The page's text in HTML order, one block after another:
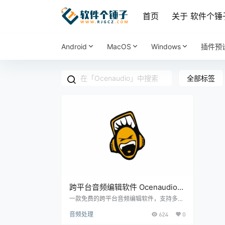
首页 关于 软件个锤
Android MacOS Windows 插件预
全部标签
跨平台音频编辑软件 Ocenaudio
官方版 Win3.18.2 / Mac3.15.1 | 软
一款免费的跨平台音频编辑软件，支持多轨
界面简洁，新手也能快速上手。兼容MP3、
音频处理 624 0